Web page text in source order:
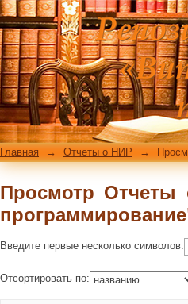
Просмотр Отчеты
Главная → Отчеты о НИР →
Просмотр
Введите первые несколько символов:
Отсортировать по: